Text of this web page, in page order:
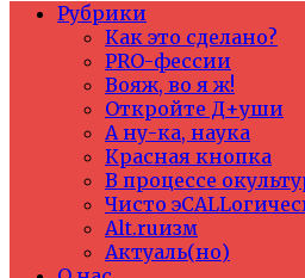
Рубрики
Как это сделано?
PRO-фессии
Вояж, во я ж!
Откройте Д+уши
А ну-ка, наука
Красная кнопка
В процессе
Чисто
Alt.ruизм
Актуаль(но)